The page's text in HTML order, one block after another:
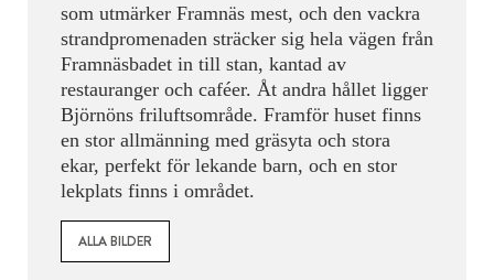
som utmärker Framnäs mest, och den vackra
strandpromenaden sträcker sig hela vägen från
Framnäsbadet in till stan, kantad av
restauranger och caféer. Åt andra hållet ligger
Björnöns friluftsområde. Framför huset finns
en stor allmänning med gräsyta och stora
ekar, perfekt för lekande barn, och en stor
lekplats finns i området.
ALLA BILDER